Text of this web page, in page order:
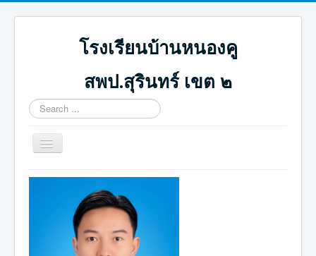
โรงเรียนบ้านหนองคู
สพป.สุรินทร์ เขต ๒
Search
...
Toggle
Navigation
หน้าแรก
ปฏิทินกิจกรรม
ภาพกิจกรรม
ดาวน์โหลด